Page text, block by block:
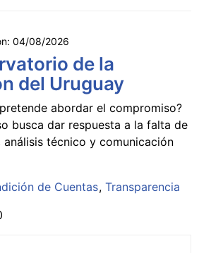
04/08/2026
de la
del Uruguay
abordar el compromiso?
busca dar respuesta a la falta de
análisis técnico y comunicación
de Cuentas Transparencia